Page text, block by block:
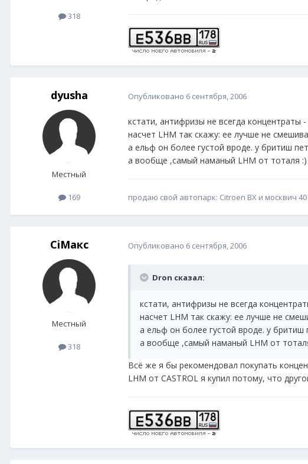
318
dyusha
Местный
169
Опубликовано 6 сентября, 2006
кстати, антифризы не всегда
насчет LHM так скажу: ее лучше не
а ельф он более густой вроде. у бритиш
а вообще ,самый наманый LHM от тоталя :)
продаю свой автопарк: Citroen BX и москвич
CiМакс
Местный
318
Опубликовано 6 сентября, 2006
Dron сказал:
кстати, антифризы не всегда
насчет LHM так скажу: ее лучше не
а ельф он более густой вроде. у
а вообще ,самый наманый LHM от
Всё же я бы рекомендовал покупать
LHM от CASTROL я купил потому, что